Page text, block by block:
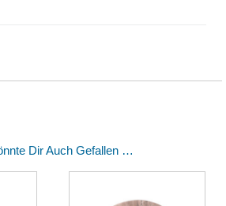
Dir Auch Gefallen …